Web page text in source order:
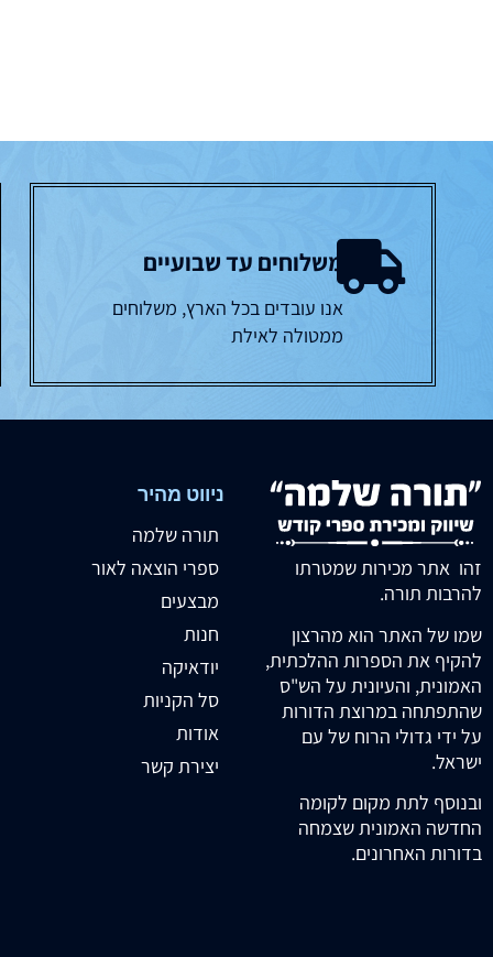
משלוחים עד שבועיים
אנו עובדים בכל הארץ, משלוחים
ממטולה לאילת
זהו אתר מכירות שמטרתו
להרבות תורה.
שמו של האתר הוא מהרצון
להקיף את הספרות ההלכתית,
האמונית, והעיונית על הש"ס
שהתפתחה במרוצת הדורות
על ידי גדולי הרוח של עם
ישראל.
ובנוסף לתת מקום לקומה
החדשה האמונית שצמחה
בדורות האחרונים.
ניווט מהיר
תורה שלמה
ספרי הוצאה לאור
מבצעים
חנות
יודאיקה
סל הקניות
אודות
יצירת קשר